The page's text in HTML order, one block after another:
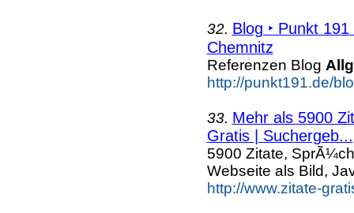
32. Blog ‣ Punkt
Chemnitz
Referenzen Blog
http://punkt191.de/
33. Mehr als 5900
Gratis | Suchergeb...
5900 Zitate,
Webseite als Bild,
http://www.zitate-